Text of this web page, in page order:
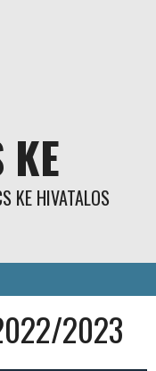
KE
KE HIVATALOS
2023